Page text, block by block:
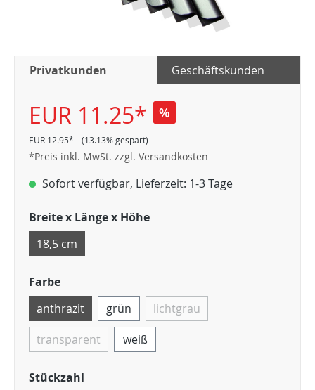
Privatkunden Geschäftskunden
EUR 11.25* %
EUR 12.95* (13.13% gespart)
*Preis inkl. MwSt. zzgl. Versandkosten
Sofort verfügbar, Lieferzeit: 1-3 Tage
Breite x Länge x Höhe
18,5 cm
Farbe
anthrazit
grün
lichtgrau
transparent
weiß
Stückzahl